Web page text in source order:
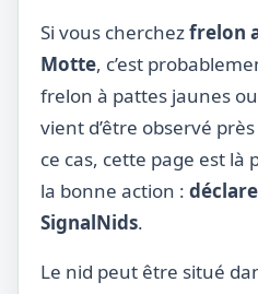
Si vous cherchezfrelon
Motte, c’est
frelon à pattes jaunes
vient d’être observé
ce cas, cette page est là
la bonne action :
SignalNids.
Le nid peut être situé